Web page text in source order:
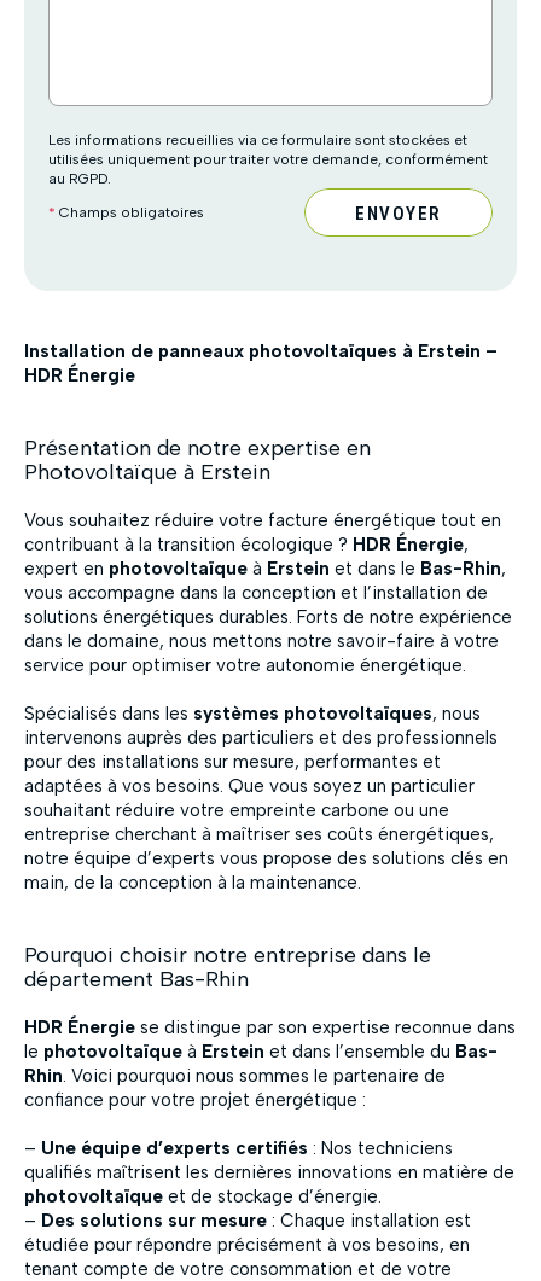
Les informations recueillies via ce formulaire sont stockées et
utilisées uniquement pour traiter votre demande, conformément
au RGPD.
* Champs obligatoires ENVOYER
Installation de panneaux photovoltaïques à Erstein –
HDR Énergie
Présentation de notre expertise en
Photovoltaïque à Erstein
Vous souhaitez réduire votre facture énergétique tout en
contribuant à la transition écologique ? HDR Énergie,
expert en photovoltaïque à Erstein et dans le Bas-Rhin,
vous accompagne dans la conception et l’installation de
solutions énergétiques durables. Forts de notre expérience
dans le domaine, nous mettons notre savoir-faire à votre
service pour optimiser votre autonomie énergétique.
Spécialisés dans les systèmes photovoltaïques, nous
intervenons auprès des particuliers et des professionnels
pour des installations sur mesure, performantes et
adaptées à vos besoins. Que vous soyez un particulier
souhaitant réduire votre empreinte carbone ou une
entreprise cherchant à maîtriser ses coûts énergétiques,
notre équipe d’experts vous propose des solutions clés en
main, de la conception à la maintenance.
Pourquoi choisir notre entreprise dans le
département Bas-Rhin
HDR Énergie se distingue par son expertise reconnue dans
le photovoltaïque à Erstein et dans l’ensemble du Bas-
Rhin. Voici pourquoi nous sommes le partenaire de
confiance pour votre projet énergétique :
– Une équipe d’experts certifiés : Nos techniciens
qualifiés maîtrisent les dernières innovations en matière de
photovoltaïque et de stockage d’énergie.
– Des solutions sur mesure : Chaque installation est
étudiée pour répondre précisément à vos besoins, en
tenant compte de votre consommation et de votre